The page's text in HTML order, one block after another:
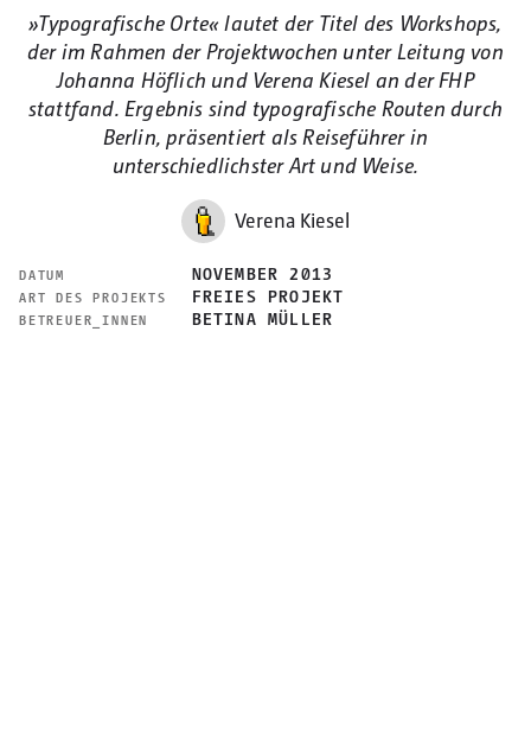
»Typografische Orte« lautet der Titel des Workshops,
der im Rahmen der Projektwochen unter Leitung von
Johanna Höflich und Verena Kiesel an der FHP
stattfand. Ergebnis sind typografische Routen durch
Berlin, präsentiert als Reiseführer in
unterschiedlichster Art und Weise.
Verena Kiesel
DATUM NOVEMBER 2013
ART DES PROJEKTS FREIES PROJEKT
BETREUER_INNEN BETINA MÜLLER